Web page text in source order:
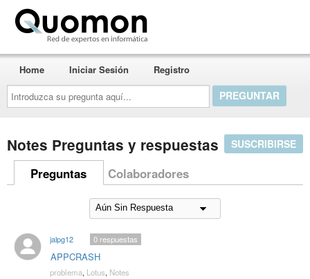
Introduzca
su
pregunta
aquí...
Home Iniciar Sesión Registro
Notes Preguntas y respuestas SUSCRIBIRSE
Preguntas Colaboradores
jalpg12
APPCRASH
0respuestas
problema, Lotus, Notes